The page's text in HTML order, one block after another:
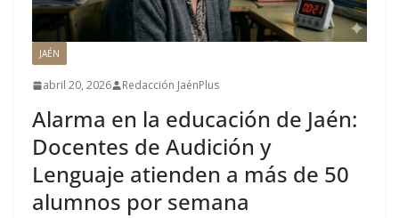
JAÉN
abril 20, 2026 Redacción JaénPlus
Alarma en la educación de Jaén:
Docentes de Audición y
Lenguaje atienden a más de 50
alumnos por semana